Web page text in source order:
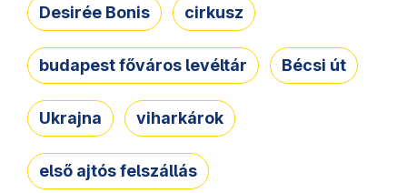
Desirée Bonis cirkusz
budapest főváros levéltár Bécsi út
Ukrajna viharkárok
első ajtós felszállás